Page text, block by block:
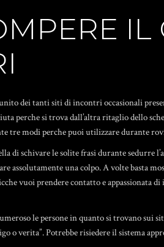
IL
dei tanti siti di incontri occasionali
perche si trova dall’altra ritaglio dello
tre modi perche puoi utilizzare durante
di schivare le solite frasi durante
assolutamente una colpo. A volte basta
vuoi prendere contatto e
le persone in quanto si trovano
o verita”. Potrebbe risiedere il sistema